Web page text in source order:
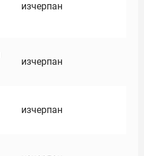
изчерпан
изчерпан
изчерпан